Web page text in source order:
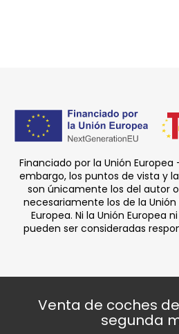
Financiado por la Unión Europea
embargo, los puntos de vista y
son únicamente los del autor
necesariamente los de la
Europea. Ni la Unión Europea
pueden ser consideradas
Venta de coches
segunda